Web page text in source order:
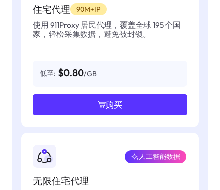
住宅代理 90M+IP
使用 911Proxy 居民代理，覆盖全球 195 个国
家，轻松采集数据，避免被封锁。
低至: $0.80/GB
购买
无限住宅代理
人工智能数据